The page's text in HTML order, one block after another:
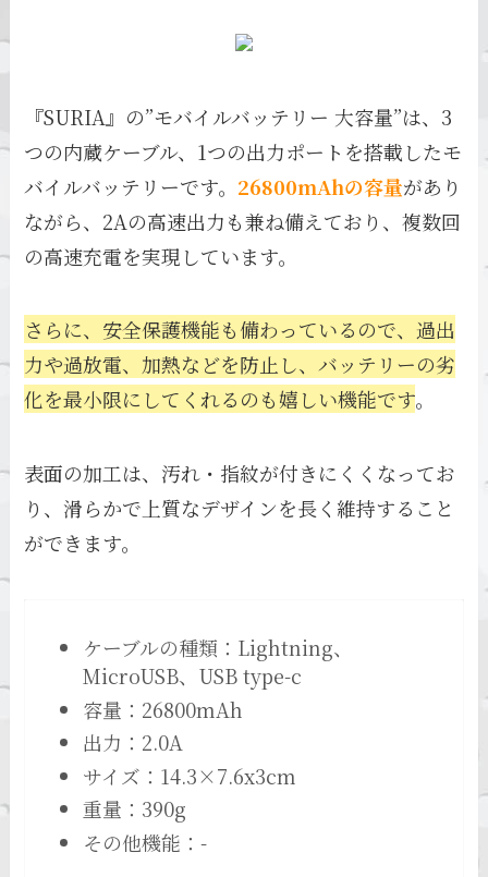
『SURIA』の”モバイルバッテリー 大容量”は、3
つの内蔵ケーブル、1つの出力ポートを搭載したモ
バイルバッテリーです。 26800mAhの容量があり
ながら、2Aの高速出力も兼ね備えており、複数回
の高速充電を実現しています。
さらに、安全保護機能も備わっているので、過出
力や過放電、加熱などを防止し、バッテリーの劣
化を最小限にしてくれるのも嬉しい機能です。
表面の加工は、汚れ・指紋が付きにくくなってお
り、滑らかで上質なデザインを長く維持すること
ができます。
ケーブルの種類：Lightning、
MicroUSB、USB type-c
容量：26800mAh
出力：2.0A
サイズ：14.3×7.6x3cm
重量：390g
その他機能：-